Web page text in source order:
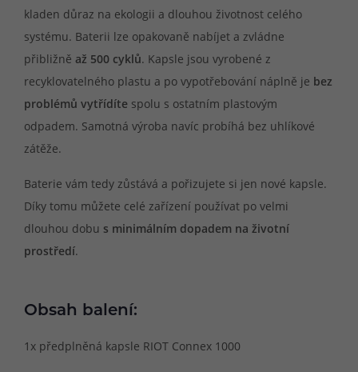
kladen důraz na ekologii a dlouhou životnost celého
systému. Baterii lze opakovaně nabíjet a zvládne
přibližně až 500 cyklů. Kapsle jsou vyrobené z
recyklovatelného plastu a po vypotřebování náplně je bez
problémů vytřídíte spolu s ostatním plastovým
odpadem. Samotná výroba navíc probíhá bez uhlíkové
zátěže.
Baterie vám tedy zůstává a pořizujete si jen nové kapsle.
Díky tomu můžete celé zařízení používat po velmi
dlouhou dobu s minimálním dopadem na životní
prostředí.
Obsah balení:
1x předplněná kapsle RIOT Connex 1000